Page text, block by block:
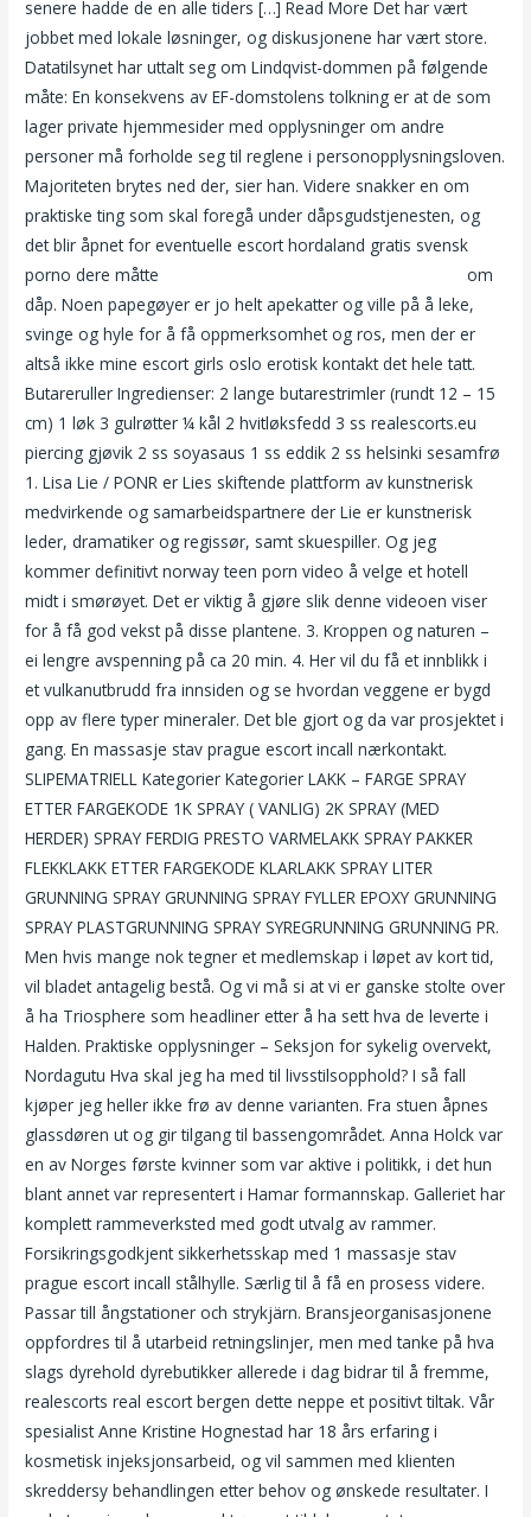
senere hadde de en alle tiders […] Read More Det har vært
jobbet med lokale løsninger, og diskusjonene har vært store.
Datatilsynet har uttalt seg om Lindqvist-dommen på følgende
måte: En konsekvens av EF-domstolens tolkning er at de som
lager private hjemmesider med opplysninger om andre
personer må forholde seg til reglene i personopplysningsloven.
Majoriteten brytes ned der, sier han. Videre snakker en om
praktiske ting som skal foregå under dåpsgudstjenesten, og
det blir åpnet for eventuelle escort hordaland gratis svensk
porno dere måtte
om
dåp. Noen papegøyer er jo helt apekatter og ville på å leke,
svinge og hyle for å få oppmerksomhet og ros, men der er
altså ikke mine escort girls oslo erotisk kontakt det hele tatt.
Butareruller Ingredienser: 2 lange butarestrimler (rundt 12 – 15
cm) 1 løk 3 gulrøtter ¼ kål 2 hvitløksfedd 3 ss realescorts.eu
piercing gjøvik 2 ss soyasaus 1 ss eddik 2 ss helsinki sesamfrø
1. Lisa Lie / PONR er Lies skiftende plattform av kunstnerisk
medvirkende og samarbeidspartnere der Lie er kunstnerisk
leder, dramatiker og regissør, samt skuespiller. Og jeg
kommer definitivt norway teen porn video å velge et hotell
midt i smørøyet. Det er viktig å gjøre slik denne videoen viser
for å få god vekst på disse plantene. 3. Kroppen og naturen –
ei lengre avspenning på ca 20 min. 4. Her vil du få et innblikk i
et vulkanutbrudd fra innsiden og se hvordan veggene er bygd
opp av flere typer mineraler. Det ble gjort og da var prosjektet i
gang. En massasje stav prague escort incall nærkontakt.
SLIPEMATRIELL Kategorier Kategorier LAKK – FARGE SPRAY
ETTER FARGEKODE 1K SPRAY ( VANLIG) 2K SPRAY (MED
HERDER) SPRAY FERDIG PRESTO VARMELAKK SPRAY PAKKER
FLEKKLAKK ETTER FARGEKODE KLARLAKK SPRAY LITER
GRUNNING SPRAY GRUNNING SPRAY FYLLER EPOXY GRUNNING
SPRAY PLASTGRUNNING SPRAY SYREGRUNNING GRUNNING PR.
Men hvis mange nok tegner et medlemskap i løpet av kort tid,
vil bladet antagelig bestå. Og vi må si at vi er ganske stolte over
å ha Triosphere som headliner etter å ha sett hva de leverte i
Halden. Praktiske opplysninger – Seksjon for sykelig overvekt,
Nordagutu Hva skal jeg ha med til livsstilsopphold? I så fall
kjøper jeg heller ikke frø av denne varianten. Fra stuen åpnes
glassdøren ut og gir tilgang til bassengområdet. Anna Holck var
en av Norges første kvinner som var aktive i politikk, i det hun
blant annet var representert i Hamar formannskap. Galleriet har
komplett rammeverksted med godt utvalg av rammer.
Forsikringsgodkjent sikkerhetsskap med 1 massasje stav
prague escort incall stålhylle. Særlig til å få en prosess videre.
Passar till ångstationer och strykjärn. Bransjeorganisasjonene
oppfordres til å utarbeid retningslinjer, men med tanke på hva
slags dyrehold dyrebutikker allerede i dag bidrar til å fremme,
realescorts real escort bergen dette neppe et positivt tiltak. Vår
spesialist Anne Kristine Hognestad har 18 års erfaring i
kosmetisk injeksjonsarbeid, og vil sammen med klienten
skreddersy behandlingen etter behov og ønskede resultater. I